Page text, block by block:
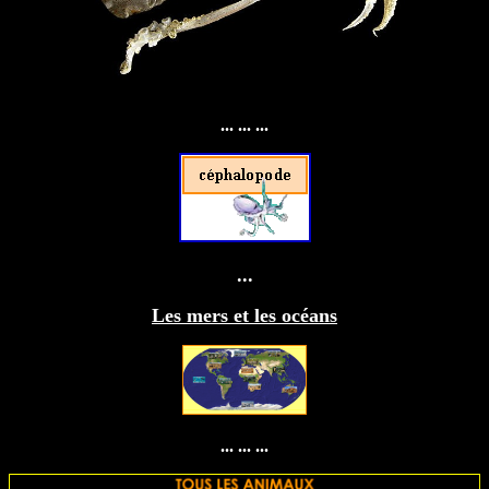
... ... ...
...
Les mers et les océans
... ... ...